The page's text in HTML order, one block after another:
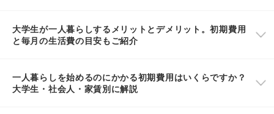
大学生が一人暮らしするメリットとデメリット。初期費用
と毎月の生活費の目安もご紹介
一人暮らしを始めるのにかかる初期費用はいくらですか？
大学生・社会人・家賃別に解説